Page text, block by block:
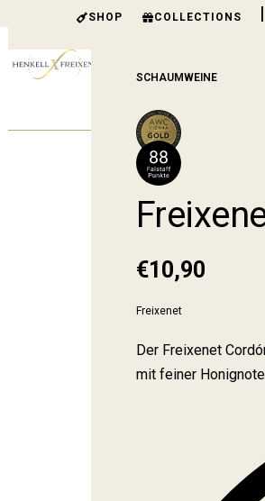
SHOP COLLECTIONS |
SCHAUMWEINE
€10,90
Freixenet
Der Freixenet
mit feiner